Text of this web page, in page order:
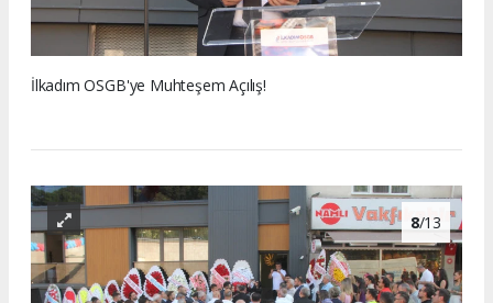
İlkadım OSGB'ye Muhteşem Açılış!
8/13